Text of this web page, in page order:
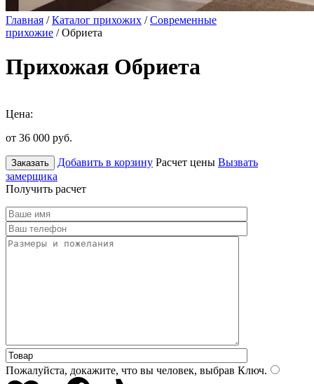
Главная /Каталог прихожих /Современные
прихожие / Обриета
Прихожая Обриета
Цена:
от 36 000 руб.
Заказать Добавить в корзину Расчет цены Вызвать
замерщика
Получить расчет
Пожалуйста, докажите, что вы человек, выбрав Ключ.